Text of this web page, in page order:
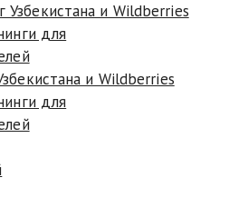
и Wildberries
для